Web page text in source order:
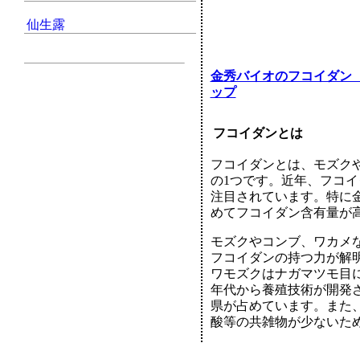
仙生露
金秀バイオのフコイダ
ップ
フコイダンとは
フコイダンとは、モズク
の1つです。近年、フコ
注目されています。特に
めてフコイダン含有量が
モズクやコンブ、ワカメ
フコイダンの持つ力が解
ワモズクはナガマツモ目
年代から養殖技術が開発
県が占めています。また
酸等の共雑物が少ないた